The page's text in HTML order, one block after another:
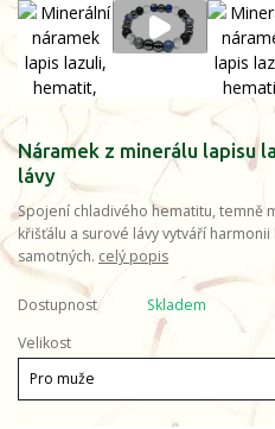
Náramek z minerálu lapisu
lávy
Spojení chladivého hematitu, temně
křišťálu a surové lávy vytváří
samotných. celý popis
Dostupnost
Skladem
Velikost